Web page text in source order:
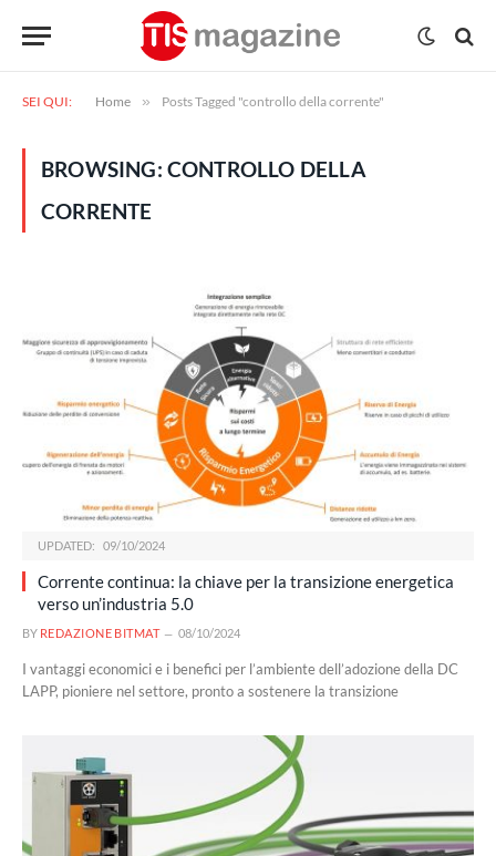
SEI QUI: Home » Posts Tagged "controllo della corrente"
BROWSING: CONTROLLO DELLA
CORRENTE
UPDATED: 09/10/2024
Corrente continua: la chiave per la transizione energetica
verso un’industria 5.0
BY REDAZIONE BITMAT 08/10/2024
I vantaggi economici e i benefici per l’ambiente dell’adozione della DC
LAPP, pioniere nel settore, pronto a sostenere la transizione